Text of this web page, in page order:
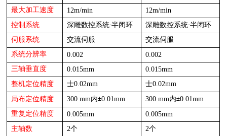
最大加工速度
12m/min
12m/min
控制系统
深雕数控系统-半闭环 深雕数控系统-半闭环
伺服系统
交流伺服
交流伺服
系统分辨率
0.002 0.002
三轴垂直度
0.015mm
0.015mm
整机定位精度
士0.02mm 士0.02mm
局布定位精度 300 mm内±0.01mm 300 mm内±0.01mm
重复定位精度
0.005mm 0.005mm
主轴数
2个 2个